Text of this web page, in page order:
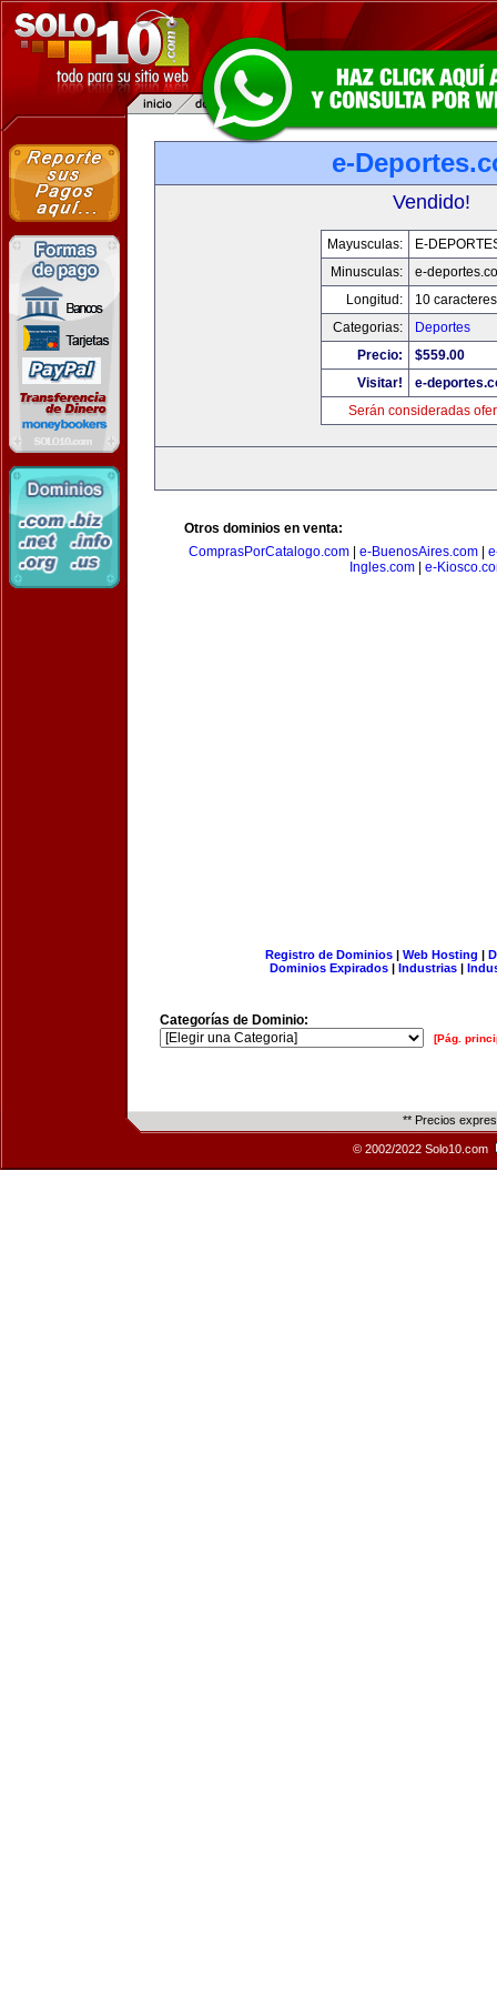
e-
Vendido!
Mayusculas:
E-
Minusculas:
e-
Longitud:
10 caracteres
Categorias:
Deportes
Precio:
$559.00
Visitar!
e-
Serán consideradas
Otros dominios en venta:
ComprasPorCatalogo.com| e-BuenosAires.com|
Ingles.com
e-
Registro de Dominios| Web Hosting |
Dominios Expirados | Industrias |
Categorías de Dominio:
[Pág.
** Precios
© 2002/2022 Solo10.com